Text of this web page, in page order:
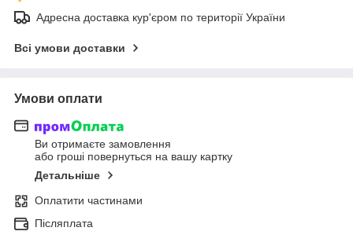
Адресна доставка кур'єром по території України
Всі умови доставки
Умови оплати
Ви отримаєте замовлення
або гроші повернуться на вашу картку
Детальніше
Оплатити частинами
Післяплата